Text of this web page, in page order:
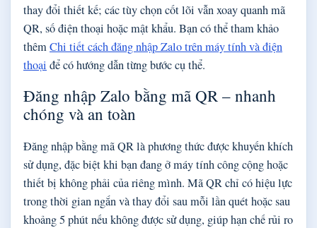
thay đổi thiết kế; các tùy chọn cốt lõi vẫn xoay quanh mã
QR, số điện thoại hoặc mật khẩu. Bạn có thể tham khảo
thêmChi tiết cách đăng nhập Zalo trên máy tính và điện
thoại để có hướng dẫn từng bước cụ thể.
Đăng nhập Zalo bằng mã QR – nhanh
chóng và an toàn
Đăng nhập bằng mã QR là phương thức được khuyến khích
sử dụng, đặc biệt khi bạn đang ở máy tính công cộng hoặc
thiết bị không phải của riêng mình. Mã QR chỉ có hiệu lực
trong thời gian ngắn và thay đổi sau mỗi lần quét hoặc sau
khoảng 5 phút nếu không được sử dụng, giúp hạn chế rủi ro